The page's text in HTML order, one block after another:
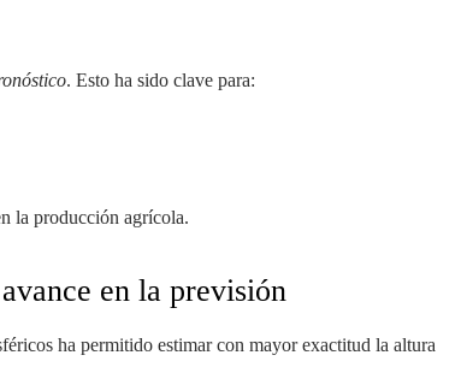
. Esto ha sido clave para:
la producción agrícola.
en la previsión
ha permitido estimar con mayor exactitud la altura